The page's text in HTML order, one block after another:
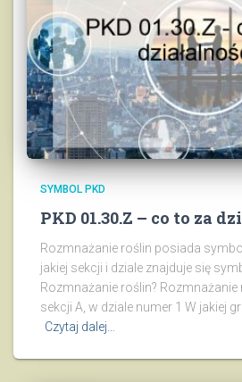
SYMBOL PKD
PKD 01.30.Z – co to za
Rozmnażanie roślin posiada
jakiej sekcji i dziale znajduje się
Rozmnażanie roślin?
sekcji A, w dziale numer 1 W jakiej
Czytaj dalej…